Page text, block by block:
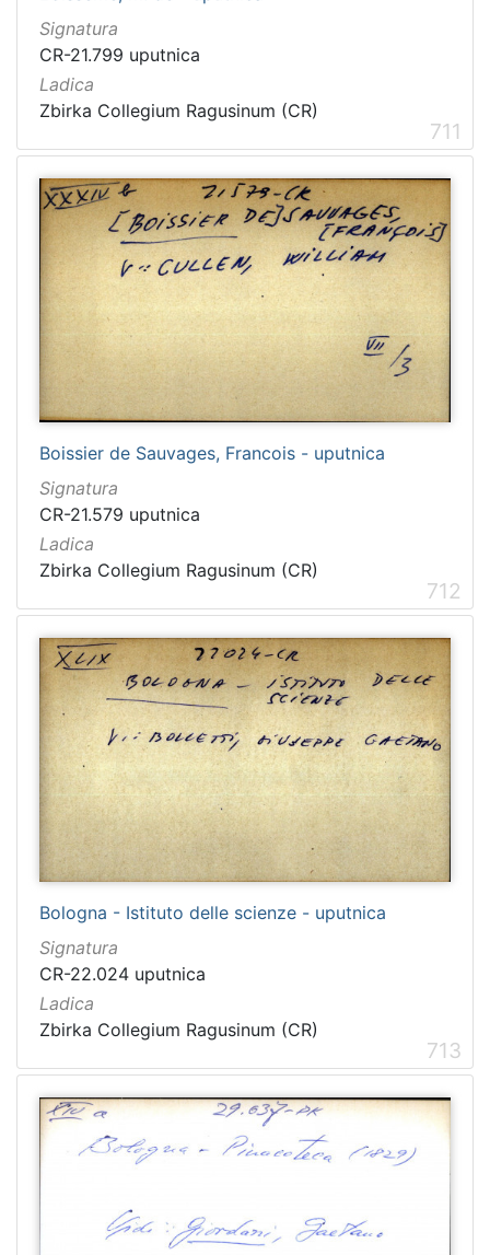
Signatura
CR-21.799 uputnica
Ladica
Zbirka Collegium Ragusinum (CR)
711
Boissier de Sauvages, Francois - uputnica
Signatura
CR-21.579 uputnica
Ladica
Zbirka Collegium Ragusinum (CR)
712
Bologna - Istituto delle scienze - uputnica
Signatura
CR-22.024 uputnica
Ladica
Zbirka Collegium Ragusinum (CR)
713